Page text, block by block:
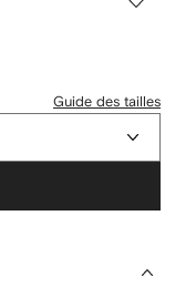
Guide des tailles